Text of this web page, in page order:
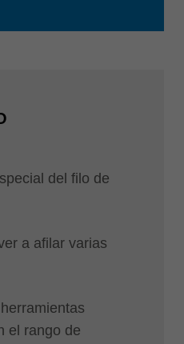
del filo de
a afilar varias
el rango de